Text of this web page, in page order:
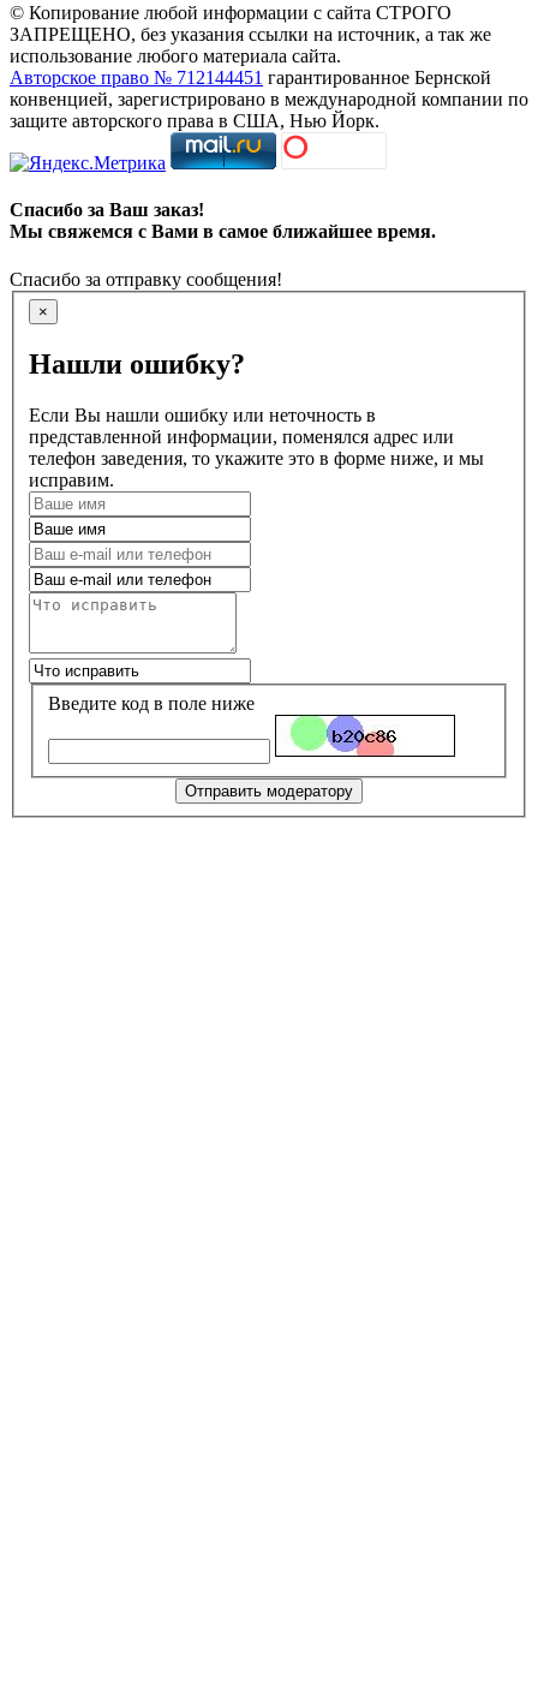
© Копирование любой информации с сайта СТРОГО
ЗАПРЕЩЕНО, без указания ссылки на источник, а так же
использование любого материала сайта.
Авторское право № 712144451 гарантированное Бернской
конвенцией, зарегистрировано в международной компании по
защите авторского права в США, Нью Йорк.
Спасибо за Ваш заказ!
Мы свяжемся с Вами в самое ближайшее время.
Спасибо за отправку сообщения!
×
Нашли ошибку?
Если Вы нашли ошибку или неточность в
представленной информации, поменялся адрес или
телефон заведения, то укажите это в форме ниже, и мы
исправим.
Введите код в поле ниже
Отправить модератору